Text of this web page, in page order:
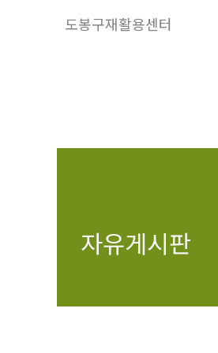
도봉구재활용센터
자유게시판